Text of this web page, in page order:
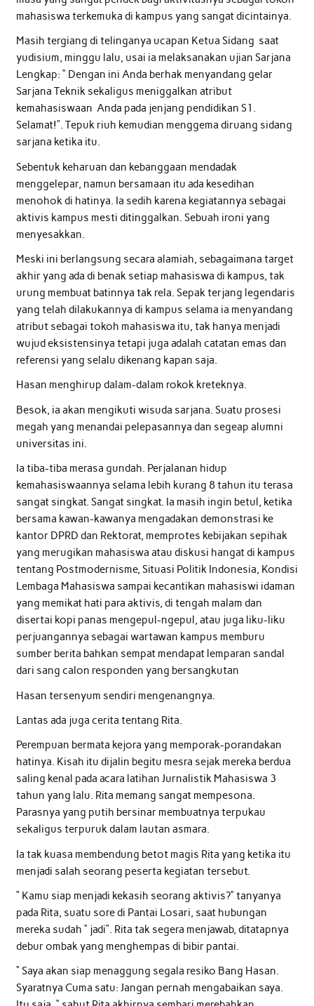
mahasiswa terkemuka di kampus yang sangat dicintainya.
Masih tergiang di telinganya ucapan Ketua Sidang saat
yudisium, minggu lalu, usai ia melaksanakan ujian Sarjana
Lengkap: “ Dengan ini Anda berhak menyandang gelar
Sarjana Teknik sekaligus meniggalkan atribut
kemahasiswaan Anda pada jenjang pendidikan S1.
Selamat!”. Tepuk riuh kemudian menggema diruang sidang
sarjana ketika itu.
Sebentuk keharuan dan kebanggaan mendadak
menggelepar, namun bersamaan itu ada kesedihan
menohok di hatinya. Ia sedih karena kegiatannya sebagai
aktivis kampus mesti ditinggalkan. Sebuah ironi yang
menyesakkan.
Meski ini berlangsung secara alamiah, sebagaimana target
akhir yang ada di benak setiap mahasiswa di kampus, tak
urung membuat batinnya tak rela. Sepak terjang legendaris
yang telah dilakukannya di kampus selama ia menyandang
atribut sebagai tokoh mahasiswa itu, tak hanya menjadi
wujud eksistensinya tetapi juga adalah catatan emas dan
referensi yang selalu dikenang kapan saja.
Hasan menghirup dalam-dalam rokok kreteknya.
Besok, ia akan mengikuti wisuda sarjana. Suatu prosesi
megah yang menandai pelepasannya dan segeap alumni
universitas ini.
Ia tiba-tiba merasa gundah. Perjalanan hidup
kemahasiswaannya selama lebih kurang 8 tahun itu terasa
sangat singkat. Sangat singkat. Ia masih ingin betul, ketika
bersama kawan-kawanya mengadakan demonstrasi ke
kantor DPRD dan Rektorat, memprotes kebijakan sepihak
yang merugikan mahasiswa atau diskusi hangat di kampus
tentang Postmodernisme, Situasi Politik Indonesia, Kondisi
Lembaga Mahasiswa sampai kecantikan mahasiswi idaman
yang memikat hati para aktivis, di tengah malam dan
disertai kopi panas mengepul-ngepul, atau juga liku-liku
perjuangannya sebagai wartawan kampus memburu
sumber berita bahkan sempat mendapat lemparan sandal
dari sang calon responden yang bersangkutan
Hasan tersenyum sendiri mengenangnya.
Lantas ada juga cerita tentang Rita.
Perempuan bermata kejora yang memporak-porandakan
hatinya. Kisah itu dijalin begitu mesra sejak mereka berdua
saling kenal pada acara latihan Jurnalistik Mahasiswa 3
tahun yang lalu. Rita memang sangat mempesona.
Parasnya yang putih bersinar membuatnya terpukau
sekaligus terpuruk dalam lautan asmara.
Ia tak kuasa membendung betot magis Rita yang ketika itu
menjadi salah seorang peserta kegiatan tersebut.
“ Kamu siap menjadi kekasih seorang aktivis?” tanyanya
pada Rita, suatu sore di Pantai Losari, saat hubungan
mereka sudah “ jadi”. Rita tak segera menjawab, ditatapnya
debur ombak yang menghempas di bibir pantai.
“ Saya akan siap menaggung segala resiko Bang Hasan.
Syaratnya Cuma satu: Jangan pernah mengabaikan saya.